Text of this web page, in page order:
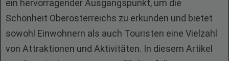
ein hervorragender Ausgangspunkt, um die
Schönheit Oberösterreichs zu erkunden und bietet
sowohl Einwohnern als auch Touristen eine Vielzahl
von Attraktionen und Aktivitäten. In diesem Artikel